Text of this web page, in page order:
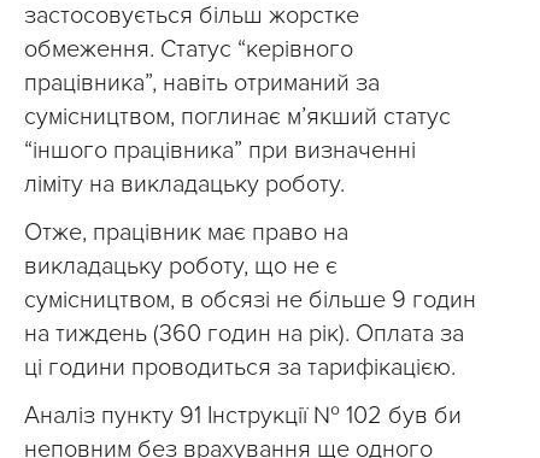
застосовується більш жорстке
обмеження. Статус “керівного
працівника”, навіть отриманий за
сумісництвом, поглинає м’якший статус
“іншого працівника” при визначенні
ліміту на викладацьку роботу.
Отже, працівник має право на
викладацьку роботу, що не є
сумісництвом, в обсязі не більше 9 годин
на тиждень (360 годин на рік). Оплата за
ці години проводиться за тарифікацією.
Аналіз пункту 91 Інструкції № 102 був би
неповним без врахування ще одного